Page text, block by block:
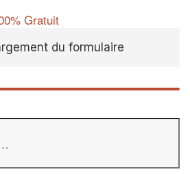
Gratuit
du formulaire